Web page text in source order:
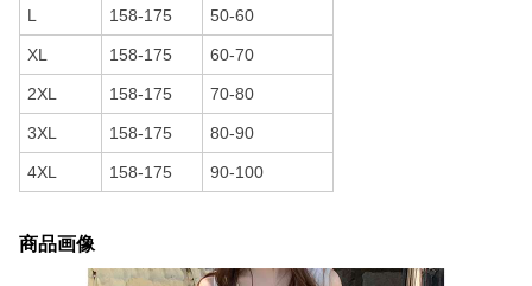
L 158-175 50-60
XL 158-175 60-70
2XL 158-175 70-80
3XL 158-175 80-90
4XL 158-175 90-100
商品画像